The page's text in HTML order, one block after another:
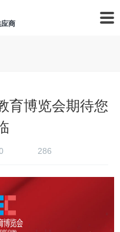
商
育博览会期待您
286